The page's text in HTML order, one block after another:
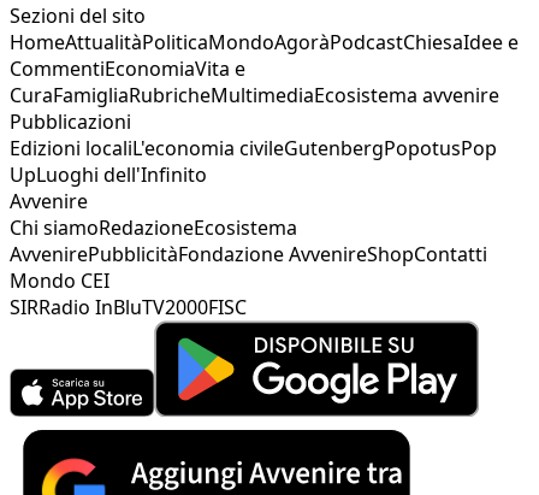
Sezioni del sito
HomeAttualitàPoliticaMondoAgoràPodcastChiesaIdee e
CommentiEconomiaVita e
CuraFamigliaRubricheMultimediaEcosistema avvenire
Pubblicazioni
Edizioni localiL'economia civileGutenbergPopotusPop
UpLuoghi dell'Infinito
Avvenire
Chi siamoRedazioneEcosistema
AvvenirePubblicitàFondazione AvvenireShopContatti
Mondo CEI
SIRRadio InBluTV2000FISC